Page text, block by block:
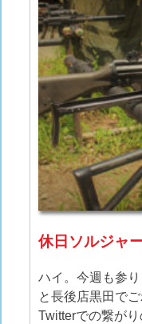
休日ソルジャ
ハイ。今週も参
と長後店黒田で
Twitterでの繋が